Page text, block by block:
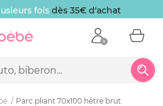
fois dès 35€ d'achat
Parc pliant 70x100 hêtre brut